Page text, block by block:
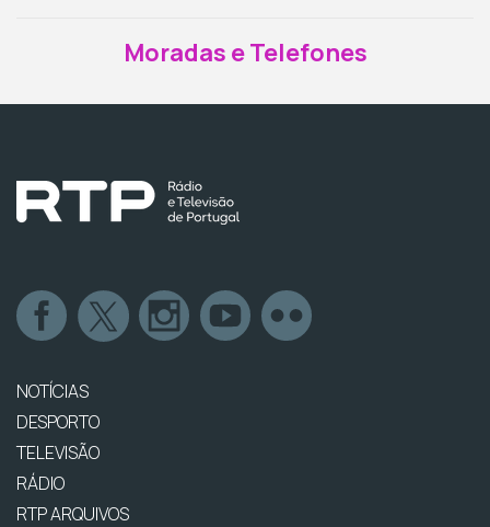
Moradas e Telefones
NOTÍCIAS
DESPORTO
TELEVISÃO
RÁDIO
RTP ARQUIVOS